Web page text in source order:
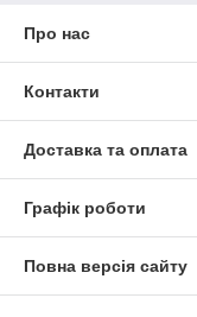
Про нас
Контакти
Доставка та оплата
Графік роботи
Повна версія сайту